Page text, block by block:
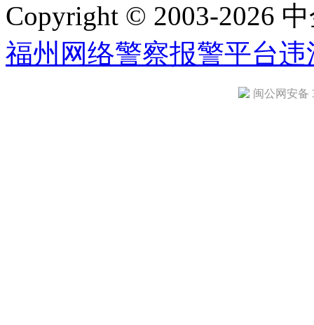
Copyright © 2003-2026
福州网络警察报警平台违
闽公网安备